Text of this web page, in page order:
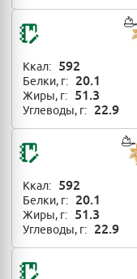
Ккал: 592
Белки, г: 20.1
Жиры, г: 51.3
Углеводы, г: 22.9
Ккал: 592
Белки, г: 20.1
Жиры, г: 51.3
Углеводы, г: 22.9